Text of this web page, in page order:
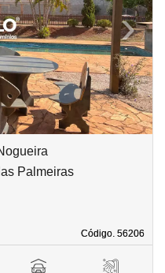
›Next
Código. 56206
Código. 56206
Palmeiras